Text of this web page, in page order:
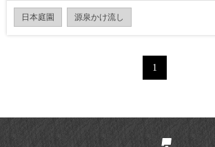
日本庭園 源泉かけ流し
1